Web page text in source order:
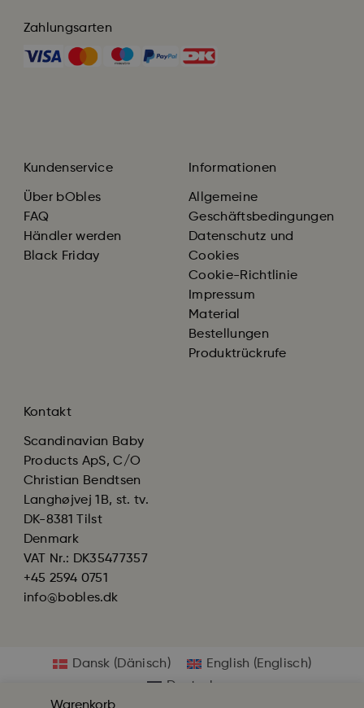
Zahlungsarten
Kundenservice
Über bObles
FAQ
Händler werden
Black Friday
Informationen
Allgemeine
Geschäftsbedingungen
Datenschutz und
Cookies
Cookie-Richtlinie
Impressum
Material
Bestellungen
Produktrückrufe
Kontakt
Scandinavian Baby
Products ApS, C/O
Christian Bendtsen
Langhøjvej 1B, st. tv.
DK-8381 Tilst
Denmark
VAT Nr.: DK35477357
+45 2594 0751
info@bobles.dk
Dansk (Dänisch) English (Englisch)
Deutsch